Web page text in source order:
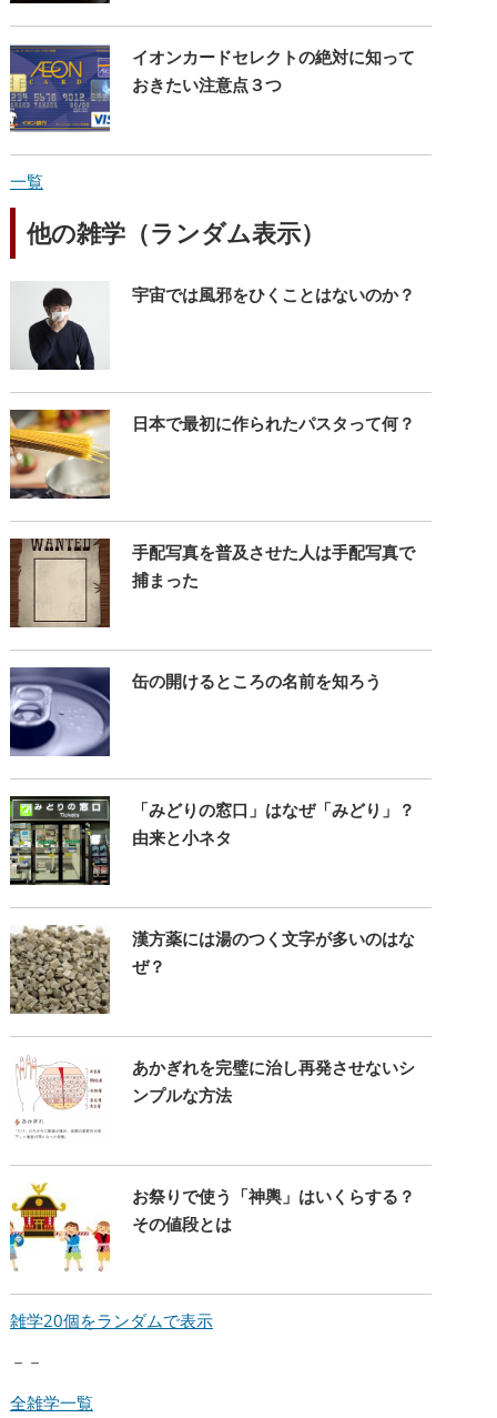
イオンカードセレクトの絶対に知って
おきたい注意点３つ
一覧
他の雑学（ランダム表示）
宇宙では風邪をひくことはないのか？
日本で最初に作られたパスタって何？
手配写真を普及させた人は手配写真で
捕まった
缶の開けるところの名前を知ろう
「みどりの窓口」はなぜ「みどり」？
由来と小ネタ
漢方薬には湯のつく文字が多いのはな
ぜ？
あかぎれを完璧に治し再発させないシ
ンプルな方法
お祭りで使う「神輿」はいくらする？
その値段とは
雑学20個をランダムで表示
－－
全雑学一覧